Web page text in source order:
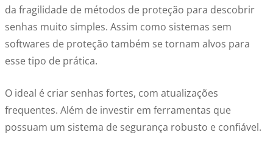
da fragilidade de métodos de proteção para descobrir
senhas muito simples. Assim como sistemas sem
softwares de proteção também se tornam alvos para
esse tipo de prática.
O ideal é criar senhas fortes, com atualizações
frequentes. Além de investir em ferramentas que
possuam um sistema de segurança robusto e confiável.